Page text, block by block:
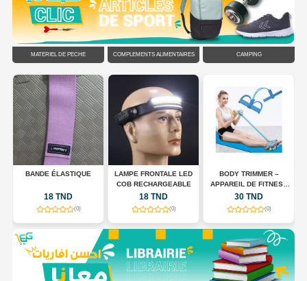
MATÉRIEL DE PÊCHE COMPLÉMENTS ALIMENTAIRES CAMPING
BANDE ÉLASTIQUE
18 TND
(0)
LAMPE FRONTALE LED
COB RECHARGEABLE
18 TND
(0)
BODY TRIMMER –
APPAREIL DE FITNESS
POUR TONIFIER LE
CORPS
30 TND
(0)